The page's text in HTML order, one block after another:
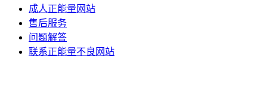
成人正能量网站
售后服务
问题解答
联系正能量不良网站